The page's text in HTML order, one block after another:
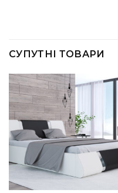
СУПУТНІ ТОВАРИ